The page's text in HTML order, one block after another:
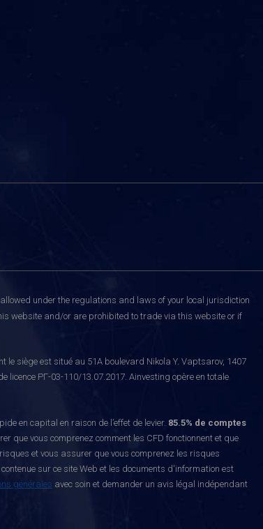
under the regulations and laws of your local jurisdiction
website and/or are prohibited to trade via this website or if
le siège est situé au 51A boulevard Nikola Y. Vaptsarov, 1407
licence РГ-03-110/13.07.2017. Ainvesting opère en totale
en capital en raison de l’effet de levier. 85.5% de comptes
que vous comprenez comment les CFD fonctionnent et que
et vous assurer que vous comprenez les risques
sur ce site Web et les documents d'information est
générales avec soin et demander un avis légal indépendant